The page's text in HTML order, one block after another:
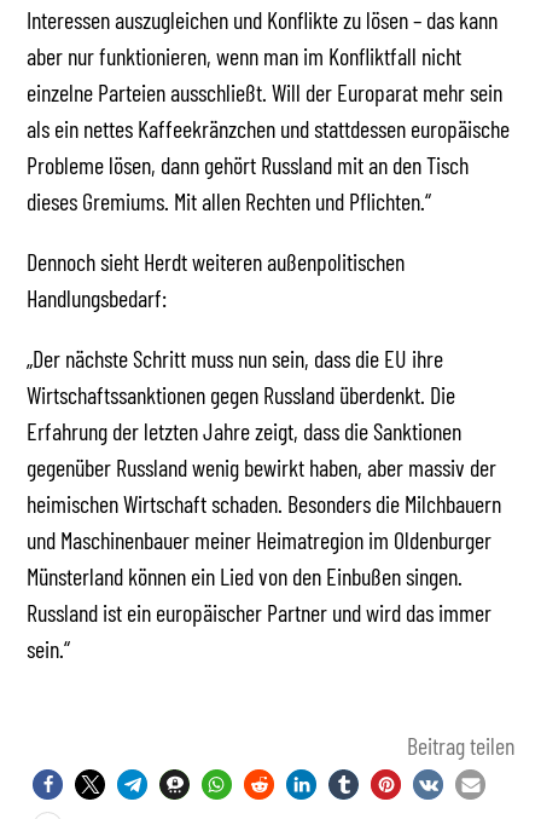
Interessen auszugleichen und Konflikte zu lösen – das kann
aber nur funktionieren, wenn man im Konfliktfall nicht
einzelne Parteien ausschließt. Will der Europarat mehr sein
als ein nettes Kaffeekränzchen und stattdessen europäische
Probleme lösen, dann gehört Russland mit an den Tisch
dieses Gremiums. Mit allen Rechten und Pflichten.“
Dennoch sieht Herdt weiteren außenpolitischen
Handlungsbedarf:
„Der nächste Schritt muss nun sein, dass die EU ihre
Wirtschaftssanktionen gegen Russland überdenkt. Die
Erfahrung der letzten Jahre zeigt, dass die Sanktionen
gegenüber Russland wenig bewirkt haben, aber massiv der
heimischen Wirtschaft schaden. Besonders die Milchbauern
und Maschinenbauer meiner Heimatregion im Oldenburger
Münsterland können ein Lied von den Einbußen singen.
Russland ist ein europäischer Partner und wird das immer
sein.“
Beitrag teilen